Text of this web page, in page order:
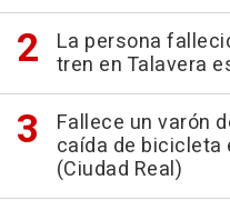
La persona
tren en Talavera
Fallece un varón
caída de bicicleta
(Ciudad Real)